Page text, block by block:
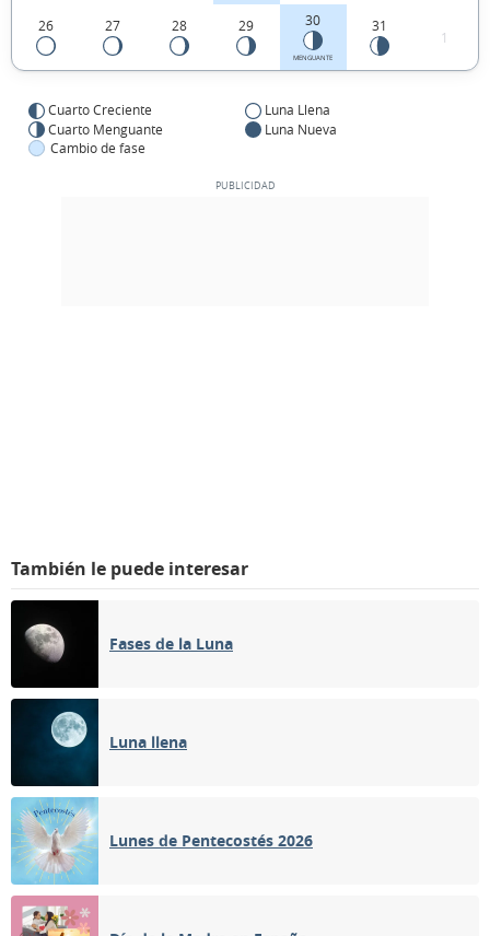
26 27 28 29 30
MENGUANTE
31
1
Cuarto Creciente
Luna Llena
Cuarto Menguante
Luna Nueva
Cambio de fase
También le puede interesar
Fases de la Luna
Luna llena
Lunes de Pentecostés 2026